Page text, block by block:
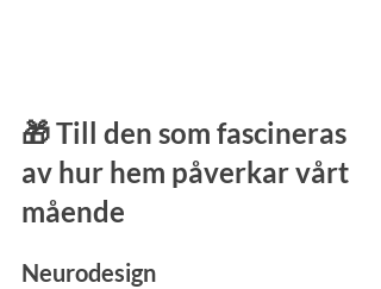
🎁 Till den som fascineras
av hur hem påverkar vårt
mående
Neurodesign